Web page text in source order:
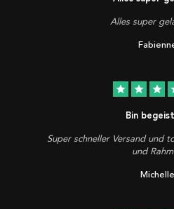
Alles super
star star star
Bin
Super schneller Versand und
und
Michelle